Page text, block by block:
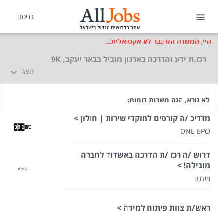
כניסה
היי, המשרה הזו כבר לא אקטואלית...
רכז.ת ידע והדרכה בארגון מוביל בבאר יעקב, 9K
הצג
לא נורא, הנה משרות דומות:
מדריכ /ה קורסים למוקדי שירות | חולון >
ONE BPO
דרוש /ה רכז /ת הדרכה באשדוד לחברה
מובילה! >
מילגם
ראש/ת צוות פיתוח למידה >